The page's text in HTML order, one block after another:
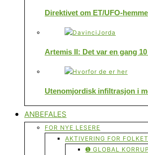
Direktivet om ET/UFO-
Artemis II: Det var en gang
Utenomjordisk infiltrasjon i
ANBEFALES
FOR NYE LESERE
AKTIVERING FOR FOLKET
➊ GLOBAL